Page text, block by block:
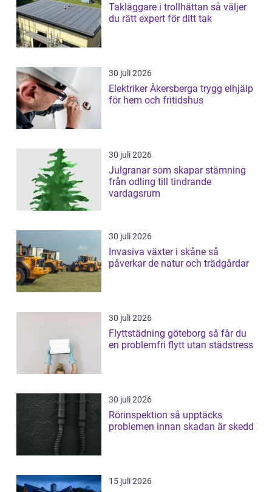
Takläggare i trollhättan så väljer
du rätt expert för ditt tak
30 juli 2026
Elektriker Åkersberga trygg elhjälp
för hem och fritidshus
30 juli 2026
Julgranar som skapar stämning
från odling till tindrande
vardagsrum
30 juli 2026
Invasiva växter i skåne så
påverkar de natur och trädgårdar
30 juli 2026
Flyttstädning göteborg så får du
en problemfri flytt utan städstress
30 juli 2026
Rörinspektion så upptäcks
problemen innan skadan är skedd
15 juli 2026